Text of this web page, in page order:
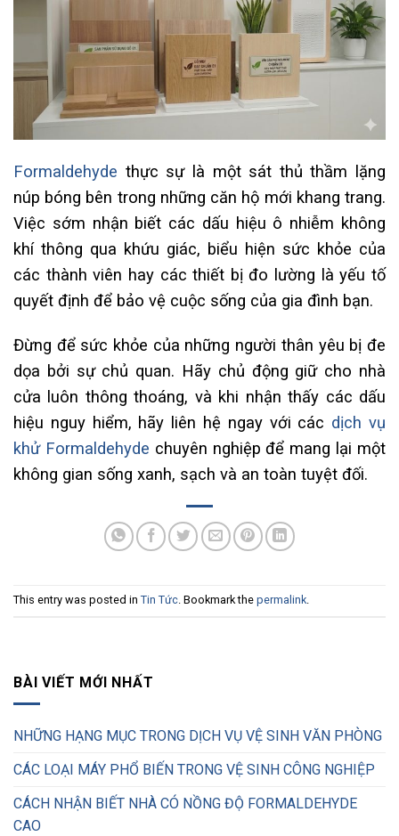
Formaldehyde thực sự là một sát thủ thầm lặng
núp bóng bên trong những căn hộ mới khang trang.
Việc sớm nhận biết các dấu hiệu ô nhiễm không
khí thông qua khứu giác, biểu hiện sức khỏe của
các thành viên hay các thiết bị đo lường là yếu tố
quyết định để bảo vệ cuộc sống của gia đình bạn.
Đừng để sức khỏe của những người thân yêu bị đe
dọa bởi sự chủ quan. Hãy chủ động giữ cho nhà
cửa luôn thông thoáng, và khi nhận thấy các dấu
hiệu nguy hiểm, hãy liên hệ ngay với các dịch vụ
khử Formaldehyde chuyên nghiệp để mang lại một
không gian sống xanh, sạch và an toàn tuyệt đối.
This entry was posted in Tin Tức . Bookmark the permalink
BÀI VIẾT MỚI NHẤT
NHỮNG HẠNG MỤC TRONG DỊCH VỤ VỆ SINH VĂN PHÒNG
CÁC LOẠI MÁY PHỔ BIẾN TRONG VỆ SINH CÔNG NGHIỆP
CÁCH NHẬN BIẾT NHÀ CÓ NỒNG ĐỘ FORMALDEHYDE
CAO